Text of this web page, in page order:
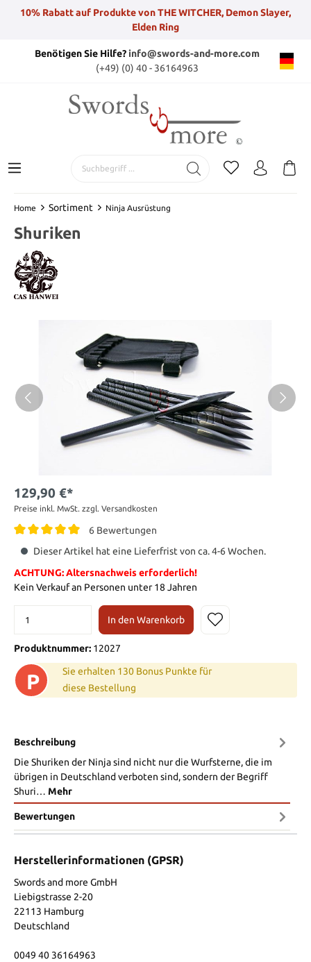
10% Rabatt auf Produkte von THE WITCHER, Demon Slayer,
Elden Ring
Benötigen Sie Hilfe?info@swords-and-more.com
(+49) (0) 40 - 36164963
Home Sortiment Ninja Ausrüstung
Shuriken
129,90 €*
Preise inkl. MwSt. zzgl. Versandkosten
6 Bewertungen
Dieser Artikel hat eine Lieferfrist von ca. 4-6 Wochen.
ACHTUNG: Altersnachweis erforderlich!
Kein Verkauf an Personen unter 18 Jahren
In den Warenkorb
Produktnummer: 12027
P
Sie erhalten 130 Bonus Punkte für
diese Bestellung
Beschreibung
Die Shuriken der Ninja sind nicht nur die Wurfsterne, die im
übrigen in Deutschland verboten sind, sondern der Begriff
Shuri… Mehr
Bewertungen
Herstellerinformationen (GPSR)
Swords and more GmbH
Liebigstrasse 2-20
22113 Hamburg
Deutschland
0049 40 36164963